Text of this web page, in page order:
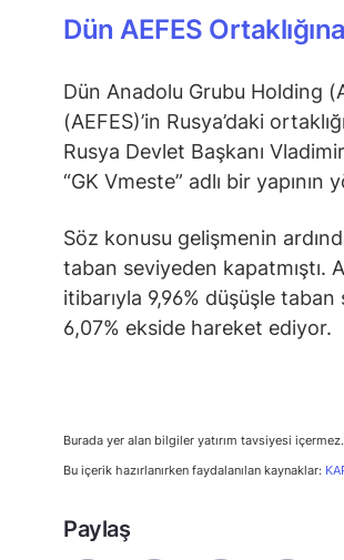
Dün AEFES
Dün Anadolu Grubu Holding
(AEFES)’in Rusya’daki
Rusya Devlet Başkanı
“GK Vmeste” adlı bir
Söz konusu gelişmenin
taban seviyeden kapatmıştı.
itibarıyla 9,96% düşüşle
6,07% ekside hareket ediyor.
Burada yer alan bilgiler yatırım tavsiyesi
Bu içerik hazırlanırken faydalanılan kaynaklar:
Paylaş